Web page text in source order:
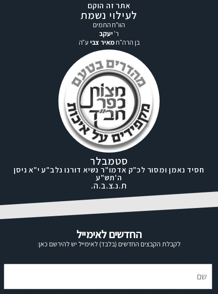
אתר זה הוקם
לעילוי נשמת
הוו"ח התמים
ר'יעקב
בן הרה"חמאיר צביע"ה
סטמבלר
חסיד נאמן ומסור לכ"ק אדמו"ר נשיא דורנו נלב"ע י"א ניסן
ה'תש"ע
ת.נ.צ.ב.ה.
החדשים לאימייל
לקבלת הקבצים החדשים (בלבד) לאימייל יש להירשם כאן: